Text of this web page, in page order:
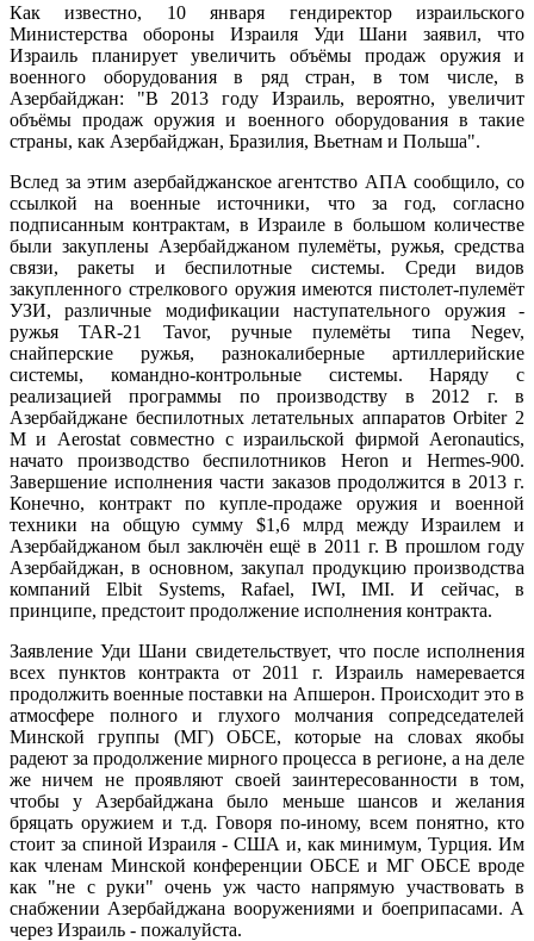
Как известно, 10 января гендиректор израильского
Министерства обороны Израиля Уди Шани заявил, что
Израиль планирует увеличить объёмы продаж оружия и
военного оборудования в ряд стран, в том числе, в
Азербайджан: "В 2013 году Израиль, вероятно, увеличит
объёмы продаж оружия и военного оборудования в такие
страны, как Азербайджан, Бразилия, Вьетнам и Польша".
Вслед за этим азербайджанское агентство АПА сообщило, со
ссылкой на военные источники, что за год, согласно
подписанным контрактам, в Израиле в большом количестве
были закуплены Азербайджаном пулемёты, ружья, средства
связи, ракеты и беспилотные системы. Среди видов
закупленного стрелкового оружия имеются пистолет-пулемёт
УЗИ, различные модификации наступательного оружия -
ружья TAR-21 Tavor, ручные пулемёты типа Negev,
снайперские ружья, разнокалиберные артиллерийские
системы, командно-контрольные системы. Наряду с
реализацией программы по производству в 2012 г. в
Азербайджане беспилотных летательных аппаратов Orbiter 2
M и Aerostat совместно с израильской фирмой Aeronautics,
начато производство беспилотников Heron и Hermes-900.
Завершение исполнения части заказов продолжится в 2013 г.
Конечно, контракт по купле-продаже оружия и военной
техники на общую сумму $1,6 млрд между Израилем и
Азербайджаном был заключён ещё в 2011 г. В прошлом году
Азербайджан, в основном, закупал продукцию производства
компаний Elbit Systems, Rafael, IWI, IMI. И сейчас, в
принципе, предстоит продолжение исполнения контракта.
Заявление Уди Шани свидетельствует, что после исполнения
всех пунктов контракта от 2011 г. Израиль намеревается
продолжить военные поставки на Апшерон. Происходит это в
атмосфере полного и глухого молчания сопредседателей
Минской группы (МГ) ОБСЕ, которые на словах якобы
радеют за продолжение мирного процесса в регионе, а на деле
же ничем не проявляют своей заинтересованности в том,
чтобы у Азербайджана было меньше шансов и желания
бряцать оружием и т.д. Говоря по-иному, всем понятно, кто
стоит за спиной Израиля - США и, как минимум, Турция. Им
как членам Минской конференции ОБСЕ и МГ ОБСЕ вроде
как "не с руки" очень уж часто напрямую участвовать в
снабжении Азербайджана вооружениями и боеприпасами. А
через Израиль - пожалуйста.